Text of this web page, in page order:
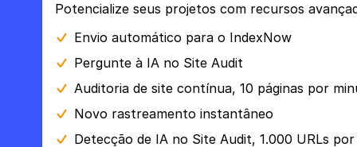
Potencialize seus projetos com recursos
Envio automático para o IndexNow
Pergunte à IA no Site Audit
Auditoria de site contínua, 10 páginas por
Novo rastreamento instantâneo
Detecção de IA no Site Audit, 1.000 URLs